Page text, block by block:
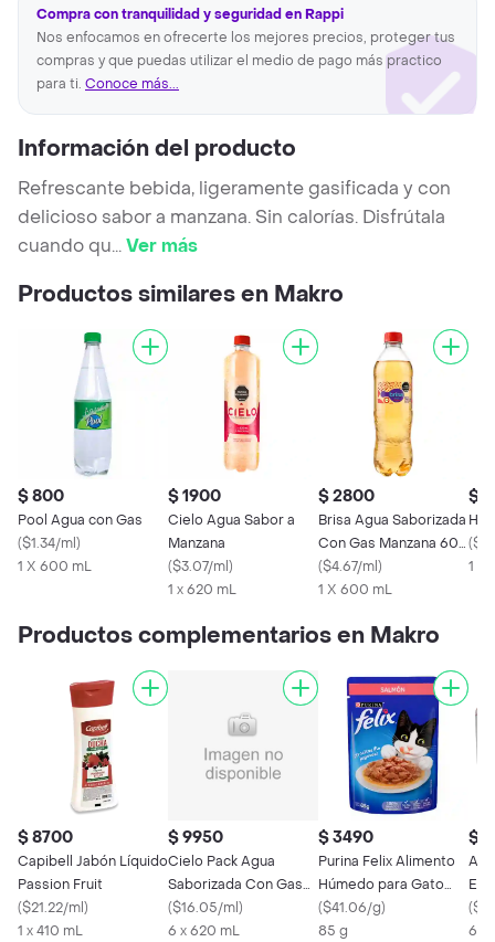
Compra con tranquilidad y seguridad en Rappi
Nos enfocamos en ofrecerte los mejores precios, proteger tus
compras y que puedas utilizar el medio de pago más practico
para ti. Conoce más...
Información del producto
Refrescante bebida, ligeramente gasificada y con
delicioso sabor a manzana. Sin calorías. Disfrútala
cuando qu...Ver más
Productos similares en Makro
$ 800
Pool Agua con Gas
($1.34/ml)
1 X 600 mL
$ 1900
Cielo Agua Sabor a
Manzana
($3.07/ml)
1 x 620 mL
$ 2800
Brisa Agua Saborizada
Con Gas Manzana 600
mL
($4.67/ml)
1 X 600 mL
$
(
1 x
Productos complementarios en Makro
$ 8700
Capibell Jabón Líquido
Passion Fruit
($21.22/ml)
1 x 410 mL
$ 9950
Cielo Pack Agua
Saborizada Con Gas
Limón Manzana
($16.05/ml)
6 x 620 mL
$ 3490
Purina Felix Alimento
Húmedo para Gato
Sabor a Salmón
($41.06/g)
85 g
$
Aro
(
6 x